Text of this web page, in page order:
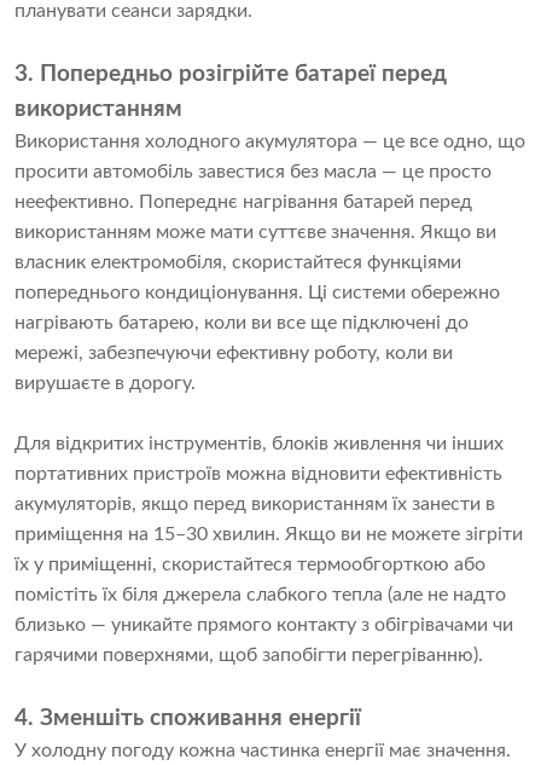
планувати сеанси зарядки.
3. Попередньо розігрійте батареї перед
використанням
Використання холодного акумулятора — це все одно, що
просити автомобіль завестися без масла — це просто
неефективно. Попереднє нагрівання батарей перед
використанням може мати суттєве значення. Якщо ви
власник електромобіля, скористайтеся функціями
попереднього кондиціонування. Ці системи обережно
нагрівають батарею, коли ви все ще підключені до
мережі, забезпечуючи ефективну роботу, коли ви
вирушаєте в дорогу.
Для відкритих інструментів, блоків живлення чи інших
портативних пристроїв можна відновити ефективність
акумуляторів, якщо перед використанням їх занести в
приміщення на 15–30 хвилин. Якщо ви не можете зігріти
їх у приміщенні, скористайтеся термообгорткою або
помістіть їх біля джерела слабкого тепла (але не надто
близько — уникайте прямого контакту з обігрівачами чи
гарячими поверхнями, щоб запобігти перегріванню).
4. Зменшіть споживання енергії
У холодну погоду кожна частинка енергії має значення.